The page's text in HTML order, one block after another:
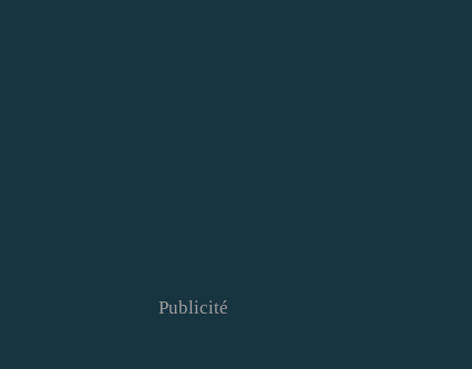
Publicité